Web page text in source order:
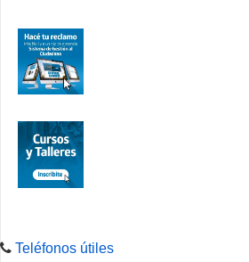
Teléfonos útiles